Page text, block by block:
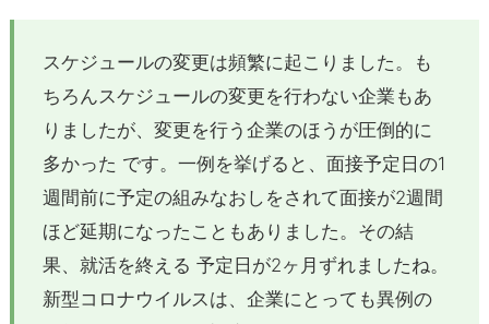
スケジュールの変更は頻繁に起こりました。も
ちろんスケジュールの変更を行わない企業もあ
りましたが、変更を行う企業のほうが圧倒的に
多かった です。一例を挙げると、面接予定日の1
週間前に予定の組みなおしをされて面接が2週間
ほど延期になったこともありました。その結
果、就活を終える 予定日が2ヶ月ずれましたね。
新型コロナウイルスは、企業にとっても異例の